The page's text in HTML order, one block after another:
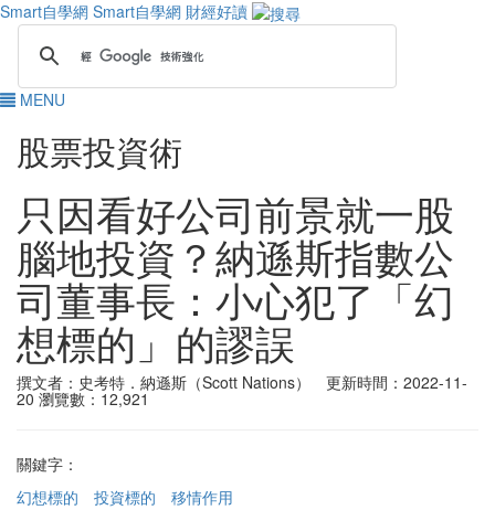
Smart自學網 Smart自學網 財經好讀
MENU
股票投資術
只因看好公司前景就一股
腦地投資？納遜斯指數公
司董事長：小心犯了「幻
想標的」的謬誤
撰文者：史考特．納遜斯（Scott Nations） 更新時間：2022-11-
20 瀏覽數：12,921
關鍵字：
幻想標的
投資標的 移情作用